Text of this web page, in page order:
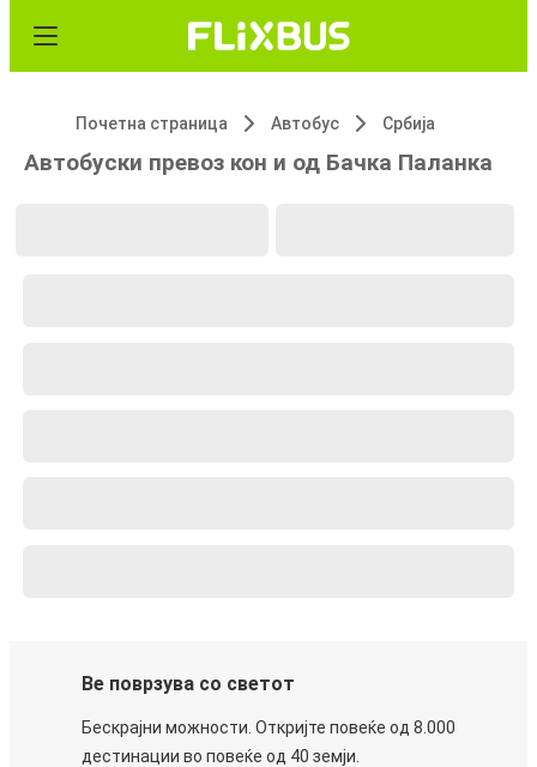
Почетна страница Автобус Србија
Автобуски превоз кон и од Бачка Паланка
Ве поврзува со светот
Бескрајни можности. Откријте повеќе од 8.000
дестинации во повеќе од 40 земји.